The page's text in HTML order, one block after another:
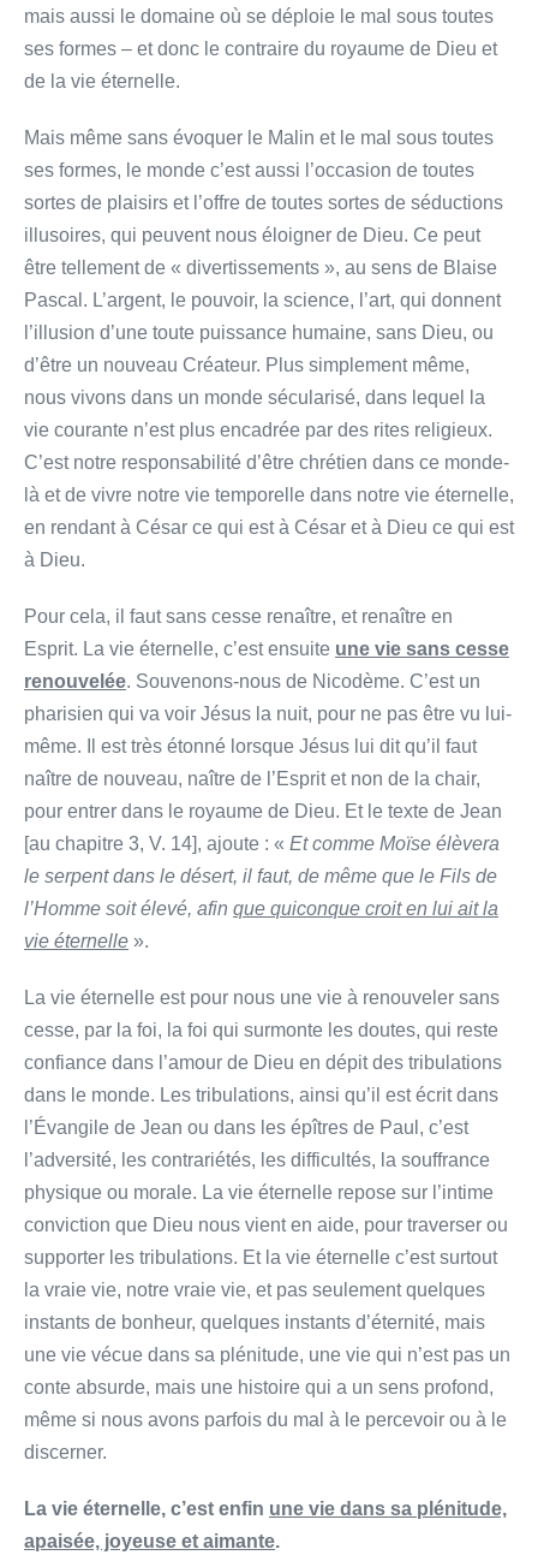
mais aussi le domaine où se déploie le mal sous toutes
ses formes – et donc le contraire du royaume de Dieu et
de la vie éternelle.
Mais même sans évoquer le Malin et le mal sous toutes
ses formes, le monde c’est aussi l’occasion de toutes
sortes de plaisirs et l’offre de toutes sortes de séductions
illusoires, qui peuvent nous éloigner de Dieu. Ce peut
être tellement de « divertissements », au sens de Blaise
Pascal. L’argent, le pouvoir, la science, l’art, qui donnent
l’illusion d’une toute puissance humaine, sans Dieu, ou
d’être un nouveau Créateur. Plus simplement même,
nous vivons dans un monde sécularisé, dans lequel la
vie courante n’est plus encadrée par des rites religieux.
C’est notre responsabilité d’être chrétien dans ce monde-
là et de vivre notre vie temporelle dans notre vie éternelle,
en rendant à César ce qui est à César et à Dieu ce qui est
à Dieu.
Pour cela, il faut sans cesse renaître, et renaître en
Esprit. La vie éternelle, c’est ensuite une vie sans cesse
renouvelée. Souvenons-nous de Nicodème. C’est un
pharisien qui va voir Jésus la nuit, pour ne pas être vu lui-
même. Il est très étonné lorsque Jésus lui dit qu’il faut
naître de nouveau, naître de l’Esprit et non de la chair,
pour entrer dans le royaume de Dieu. Et le texte de Jean
[au chapitre 3, V. 14], ajoute : « Et comme Moïse élèvera
le serpent dans le désert, il faut, de même que le Fils de
l’Homme soit élevé, afin que quiconque croit en lui ait la
vie éternelle ».
La vie éternelle est pour nous une vie à renouveler sans
cesse, par la foi, la foi qui surmonte les doutes, qui reste
confiance dans l’amour de Dieu en dépit des tribulations
dans le monde. Les tribulations, ainsi qu’il est écrit dans
l’Évangile de Jean ou dans les épîtres de Paul, c’est
l’adversité, les contrariétés, les difficultés, la souffrance
physique ou morale. La vie éternelle repose sur l’intime
conviction que Dieu nous vient en aide, pour traverser ou
supporter les tribulations. Et la vie éternelle c’est surtout
la vraie vie, notre vraie vie, et pas seulement quelques
instants de bonheur, quelques instants d’éternité, mais
une vie vécue dans sa plénitude, une vie qui n’est pas un
conte absurde, mais une histoire qui a un sens profond,
même si nous avons parfois du mal à le percevoir ou à le
discerner.
La vie éternelle, c’est enfin une vie dans sa plénitude,
apaisée, joyeuse et aimante.